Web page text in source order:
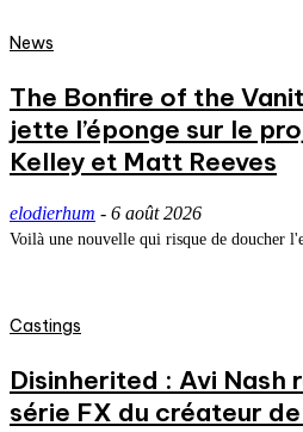
News
The Bonfire of the
jette l’éponge sur le
Kelley et Matt Reeves
elodierhum - 6 août 2026
Voilà une nouvelle qui risque de doucher
Castings
Disinherited : Avi Nash
série FX du créateur